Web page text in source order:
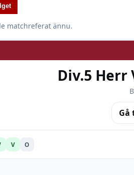
matchreferat ännu.
Div.5 Herr
Gå
V O